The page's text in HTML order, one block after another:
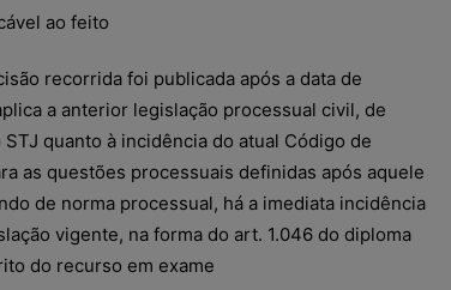
ao feito
recorrida foi publicada após a data de
a anterior legislação processual civil, de
quanto à incidência do atual Código de
as questões processuais definidas após aquele
de norma processual, há a imediata incidência
vigente, na forma do art. 1.046 do diploma
do recurso em exame